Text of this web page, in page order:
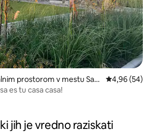
prostorom v mestu San
Povprečna
4,96 (54)
es tu casa casa!
jih je vredno raziskati